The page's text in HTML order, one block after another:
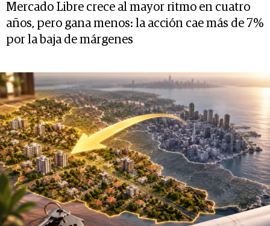
Mercado Libre crece al mayor ritmo en cuatro
años, pero gana menos: la acción cae más de 7%
por la baja de márgenes